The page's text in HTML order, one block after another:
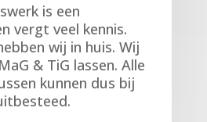
is een
vergt veel kennis.
wij in huis. Wij
& TiG lassen. Alle
kunnen dus bij